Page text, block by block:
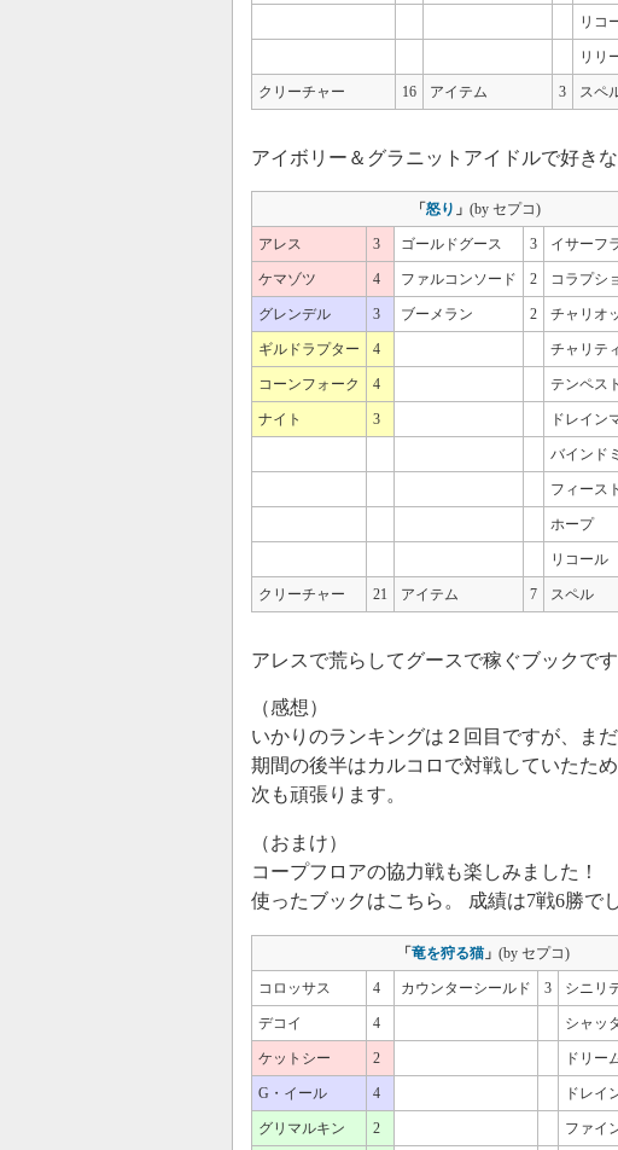
リコ
リリ
クリーチャー 16 アイテム 3 スペ
アイボリー＆グラニットアイドルで好き
「 怒り 」 (by セプコ)
アレス 3 ゴールドグース 3 イサーフ
ケマゾツ 4 ファルコンソード 2 コラプシ
グレンデル 3 ブーメラン 2 チャリオ
ギルドラプター 4 チャリテ
コーンフォーク 4 テンペスト
ナイト 3 ドレイン
バインド
フィースト
ホープ
リコール
クリーチャー 21 アイテム 7 スペル
アレスで荒らしてグースで稼ぐブックです
（感想）
いかりのランキングは２回目ですが、ま
期間の後半はカルコロで対戦していたた
次も頑張ります。
（おまけ）
コープフロアの協力戦も楽しみました！
使ったブックはこちら。 成績は7戦6勝でし
「 竜を狩る猫」 (by セプコ)
コロッサス 4 カウンターシールド 3 シニリ
デコイ 4 シャッ
ケットシー 2 ドリー
G・イール 4 ドレイ
グリマルキン 2 ファイ